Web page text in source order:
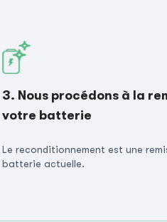
3. Nous procédons à la
votre batterie
Le reconditionnement est une
batterie actuelle.